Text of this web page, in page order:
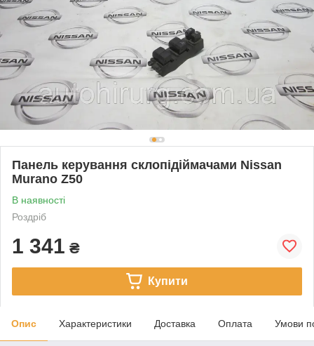
Панель керування склопідіймачами Nissan
Murano Z50
В наявності
Роздріб
1 341 ₴
Купити
Опис Характеристики Доставка Оплата Умови